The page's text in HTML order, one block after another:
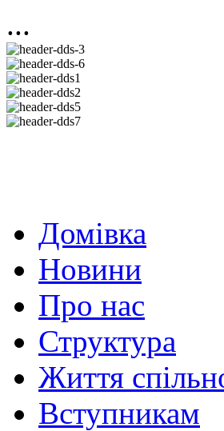
...
Домівка
Новини
Про нас
Структура
Життя
Вступникам